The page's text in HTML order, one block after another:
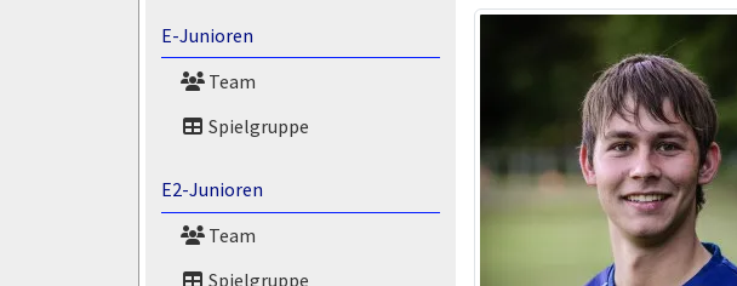
E-Junioren
Team
Spielgruppe
E2-Junioren
Team
Spielgruppe